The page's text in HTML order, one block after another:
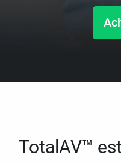
TotalAV™